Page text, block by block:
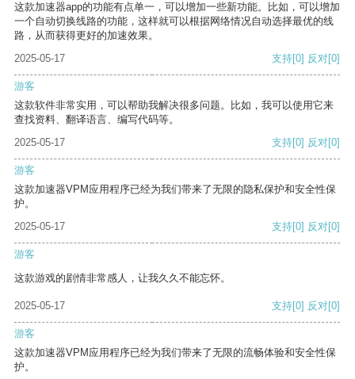
这款加速器app的功能有点单一，可以增加一些新功能。比如，可以增加
一个自动切换线路的功能，这样就可以根据网络情况自动选择最优的线
路，从而获得更好的加速效果。
2025-05-17
支持[0] 反对[0]
游客
这款软件非常实用，可以帮助我解决很多问题。比如，我可以使用它来
查找资料、翻译语言、编写代码等。
2025-05-17
支持[0] 反对[0]
游客
这款加速器VPM应用程序已经为我们带来了无限的隐私保护和安全性保
护。
2025-05-17
支持[0] 反对[0]
游客
这款游戏的剧情非常感人，让我久久不能忘怀。
2025-05-17 支持[0] 反对[0]
游客
这款加速器VPM应用程序已经为我们带来了无限的流畅体验和安全性保
护。